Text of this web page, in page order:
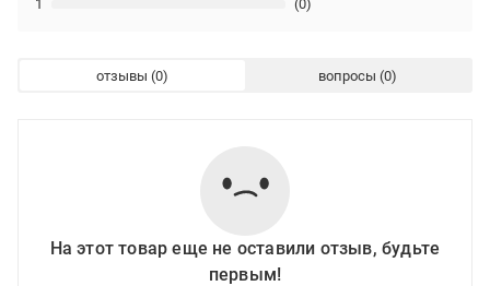
1 (0)
отзывы вопросы
На этот товар еще не оставили отзыв, будьте
первым!